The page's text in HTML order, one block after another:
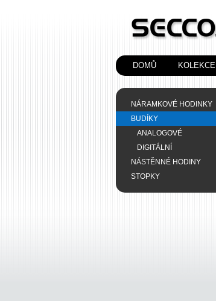
DOMŮ KOLEKCE
NÁRAMKOVÉ HODINKY
BUDÍKY
ANALOGOVÉ
DIGITÁLNÍ
NÁSTĚNNÉ HODINY
STOPKY